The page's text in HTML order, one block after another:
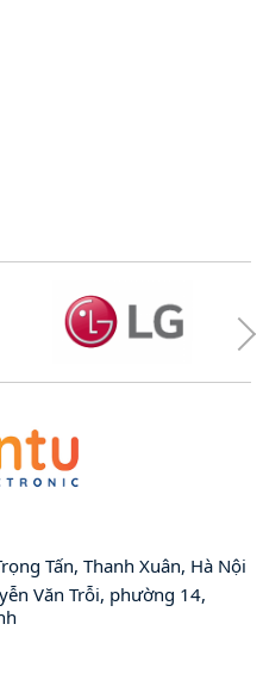
Tấn, Thanh Xuân, Hà Nội
Văn Trỗi, phường 14,